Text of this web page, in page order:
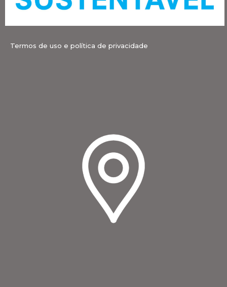
Termos de uso e política de privacidade